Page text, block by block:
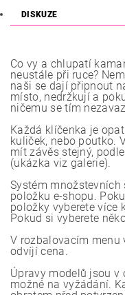
DISKUZE
Co vy a chlupatí
neustále při ruce?
naši se dají připnout
místo, nedržkují a
ničemu se tím
Každá klíčenka je
kuliček, nebo poutko.
mít závěs stejný,
(ukázka viz galerie).
Systém množstevních
položku e-shopu.
položky vyberete více
Pokud si vyberete
V rozbalovacím menu
odvíjí cena.
Úpravy modelů jsou v
možné na vyžádání.